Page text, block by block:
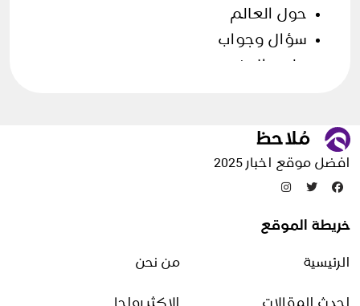
حول العالم
سؤال وجواب
علوم الارض
مقالات منوعة
تدوينات عشوائية
افضل موقع اخبار 2025
خريطة الموقع
الرئيسية من نحن